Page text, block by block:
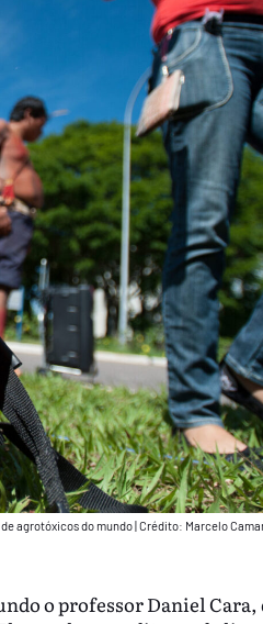
agrotóxicos do mundo Crédito: Marcelo
o professor Daniel Cara,